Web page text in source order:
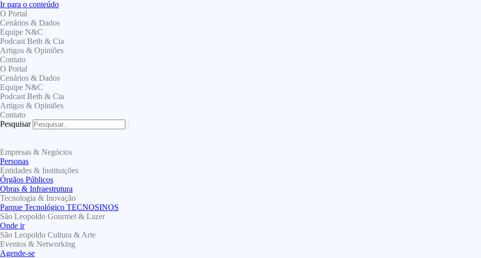
Ir para o conteúdo
O Portal
Cenários & Dados
Equipe N&C
Podcast Beth & Cia
Artigos & Opiniões
Contato
O Portal
Cenários & Dados
Equipe N&C
Podcast Beth & Cia
Artigos & Opiniões
Contato
Pesquisar
Empresas & Negócios
Personas
Entidades & Instituições
Órgãos Públicos
Obras & Infraestrutura
Tecnologia & Inovação
Parque Tecnológico TECNOSINOS
São Leopoldo Gourmet & Lazer
Onde ir
São Leopoldo Cultura & Arte
Eventos & Networking
Agende-se